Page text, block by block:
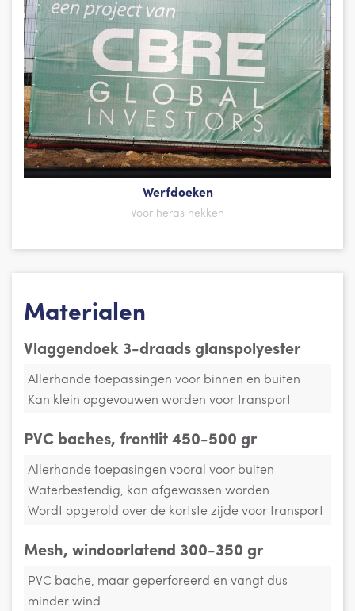
Werfdoeken
Voor heras hekken
Materialen
Vlaggendoek 3-draads glanspolyester
Allerhande toepassingen voor binnen en buiten
Kan klein opgevouwen worden voor transport
PVC baches, frontlit 450-500 gr
Allerhande toepasingen vooral voor buiten
Waterbestendig, kan afgewassen worden
Wordt opgerold over de kortste zijde voor transport
Mesh, windoorlatend 300-350 gr
PVC bache, maar geperforeerd en vangt dus
minder wind